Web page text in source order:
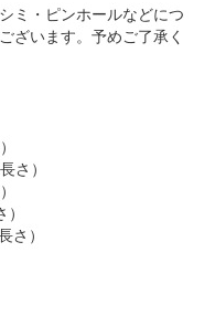
ミ・ピンホールなどにつ
ざいます。予めご了承く
さ）
さ）